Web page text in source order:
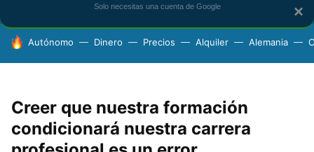
HOY SE HABLA DE
Autónomo Dinero Precios Alquiler Alemania
Creer que nuestra formación
condicionará nuestra carrera
×
Solo necesitas una cuenta de Google